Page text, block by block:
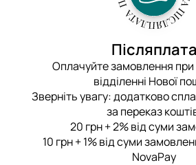
Післяплата
Оплачуйте замовлення при
відділенні Нової
Зверніть увагу: додатково
за переказ
20 грн + 2% від суми
10 грн + 1% від суми
NovaPay